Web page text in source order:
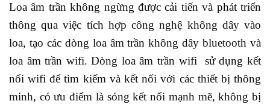
Loa âm trần không ngừng được cải tiến và phát triển
thông qua việc tích hợp công nghệ không dây vào
loa, tạo các dòng loa âm trần không dây bluetooth và
loa âm trần wifi. Dòng loa âm trần wifi sử dụng kết
nối wifi để tìm kiếm và kết nối với các thiết bị thông
minh, có ưu điểm là sóng kết nối mạnh mẽ, không bị